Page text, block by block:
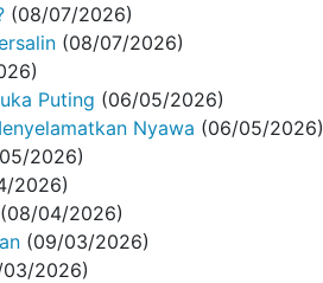
(08/07/2026)
(08/07/2026)
Puting (06/05/2026)
Nyawa (06/05/2026)
2026)
2026)
(08/04/2026)
(09/03/2026)
2026)